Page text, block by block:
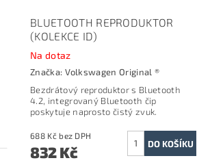
BLUETOOTH REPRODUKTOR
(KOLEKCE ID)
Na dotaz
Značka: Volkswagen Original ®
Bezdrátový reproduktor s Bluetooth
4.2, integrovaný Bluetooth čip
poskytuje naprosto čistý zvuk.
688 Kč bez DPH
832 Kč